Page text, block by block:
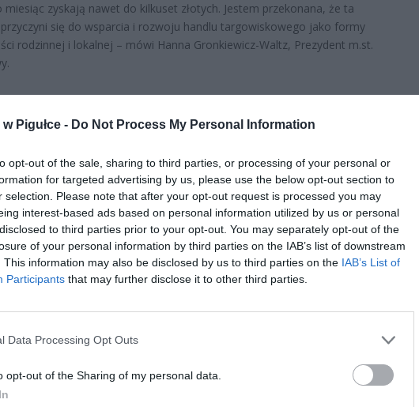
Pigułce - Do Not Process My Personal Information
opt-out of the sale, sharing to third parties, or processing of your personal or
for targeted advertising by us, please use the below opt-out section to
selection. Please note that after your opt-out request is processed you may
interest-based ads based on personal information utilized by us or personal
to third parties prior to your opt-out. You may separately opt-out of the
of your personal information by third parties on the IAB’s list of downstream
This information may also be disclosed by us to third parties on the IAB’s List of
Participants that may further disclose it to other third parties.
Data Processing Opt Outs
opt-out of the Sharing of my personal data.
miesiąc zyskają nawet do kilkuset złotych. Jestem przekonana, że ta
przyczyni się do wsparcia i rozwoju handlu targowiskowego jako formy
rodzinnej i lokalnej – mówi Hanna Gronkiewicz-Waltz, Prezydent m.st.
ad
zmieni ważny limit od marca 2027 roku. Policzyliśmy, ile może
senior przy emeryturze 2200, 2400, 2600 i 2700 zł